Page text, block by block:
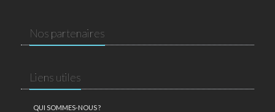
Nos partenaires
Liens utiles
QUI SOMMES-NOUS ?